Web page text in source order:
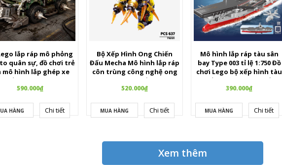
lắp ráp mô phỏng
quân sự, đồ chơi trẻ
mô hình lắp ghép xe
đấu bọc thép 636 PCS
cho bé trai
590.000₫
HÀNG Chi tiết
Bộ Xếp Hình Ong Chiến
Đấu Mecha Mô hình lắp ráp
côn trùng công nghệ ong
cơ khí sáng tạo gồm 637 chi
tiết cho bé trai.
520.000₫
MUA HÀNG Chi tiết
Mô hình lắp ráp tàu sân
bay Type 003 tỉ lệ 1:750 Đồ
chơi Lego bộ xếp hình tàu
chiến Sembo 208127 gồm
690 chi tiết
390.000₫
MUA HÀNG Chi tiết
Xem thêm